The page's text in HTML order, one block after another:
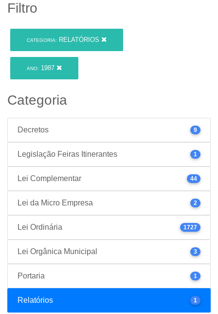
Filtro
CATEGORIA: RELATÓRIOS
ANO: 1987
Categoria
Decretos 9
Legislação Feiras Itinerantes 1
Lei Complementar 44
Lei da Micro Empresa 2
Lei Ordinária 1727
Lei Orgânica Municipal 3
Portaria 1
Relatórios 1